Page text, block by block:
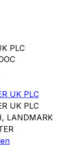
PLC
UK PLC
UK PLC
LANDMARK